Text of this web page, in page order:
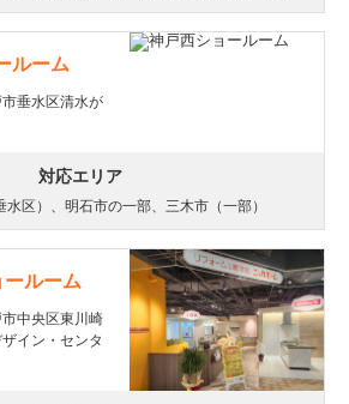
ルーム
垂水区清水が
対応エリア
区）、明石市の一部、三木市（一部）
ルーム
中央区東川崎
イン・センタ